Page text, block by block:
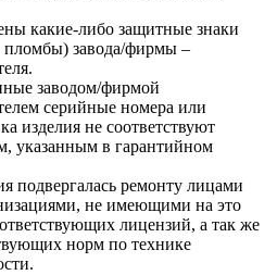
какие-либо защитные знаки
пломбы) завода/фирмы –
заводом/фирмой
серийные номера или
изделия не соответствуют
указанным в гарантийном
подвергалась ремонту лицами
не имеющими на это
лицензий, а так же
норм по технике